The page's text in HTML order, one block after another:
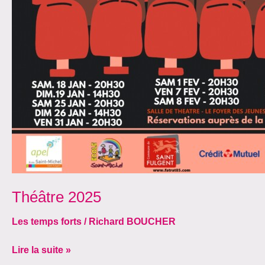
Théâtre 2025
Les temps forts / Richard BOUCHER
Lire la suite »